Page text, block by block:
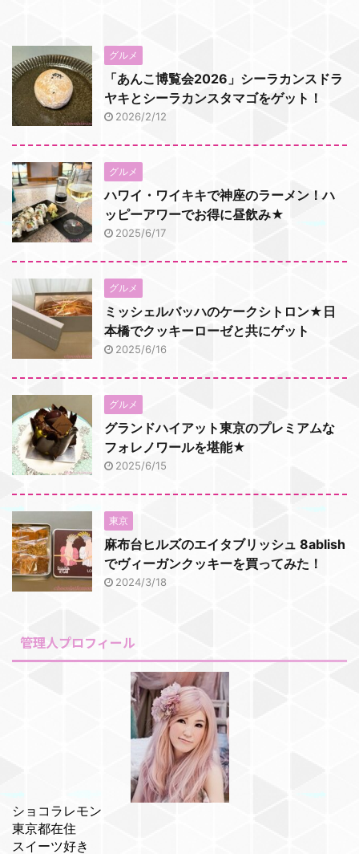
グルメ
「あんこ博覧会2026」シーラカンスドラ
ヤキとシーラカンスタマゴをゲット！
2026/2/12
グルメ
ハワイ・ワイキキで神座のラーメン！ハ
ッピーアワーでお得に昼飲み★
2025/6/17
グルメ
ミッシェルバッハのケークシトロン★日
本橋でクッキーローゼと共にゲット
2025/6/16
グルメ
グランドハイアット東京のプレミアムな
フォレノワールを堪能★
2025/6/15
東京
麻布台ヒルズのエイタブリッシュ 8ablish
でヴィーガンクッキーを買ってみた！
2024/3/18
管理人プロフィール
ショコラレモン
東京都在住
スイーツ好き